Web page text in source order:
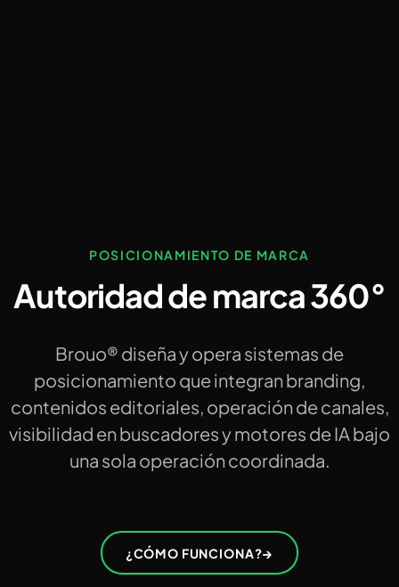
POSICIONAMIENTO DE MARCA
Autoridad de marca 360°
Brouo® diseña y opera sistemas de
posicionamiento que integran branding,
contenidos editoriales, operación de canales,
visibilidad en buscadores y motores de IA bajo
una sola operación coordinada.
¿CÓMO FUNCIONA?→